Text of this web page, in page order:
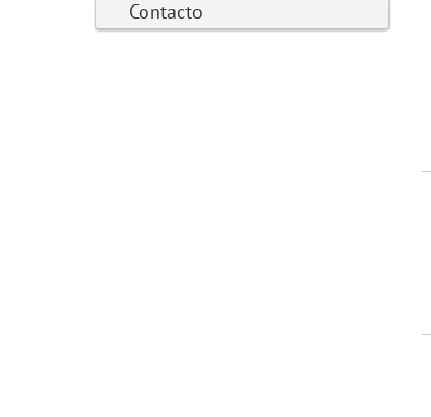
Contacto